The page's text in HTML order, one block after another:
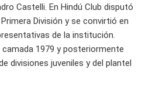
Castelli. En Hindú Club disputó
División y se convirtió en
de la institución.
1979 y posteriormente
divisiones juveniles y del plantel